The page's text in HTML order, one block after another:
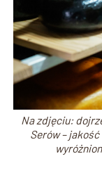
Na zdjęciu:
Serów –